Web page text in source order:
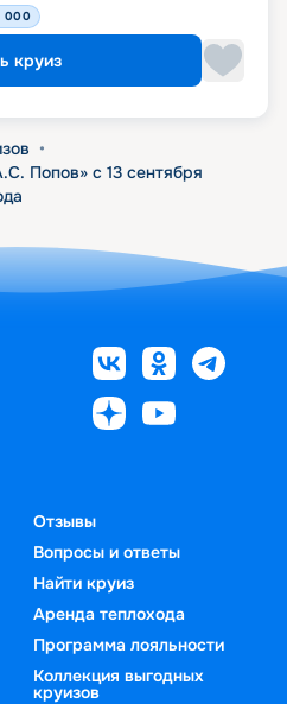
000
круиз
•
Попов» с 13 сентября
Отзывы
Вопросы и ответы
Найти круиз
Аренда теплохода
Программа лояльности
Коллекция выгодных
круизов